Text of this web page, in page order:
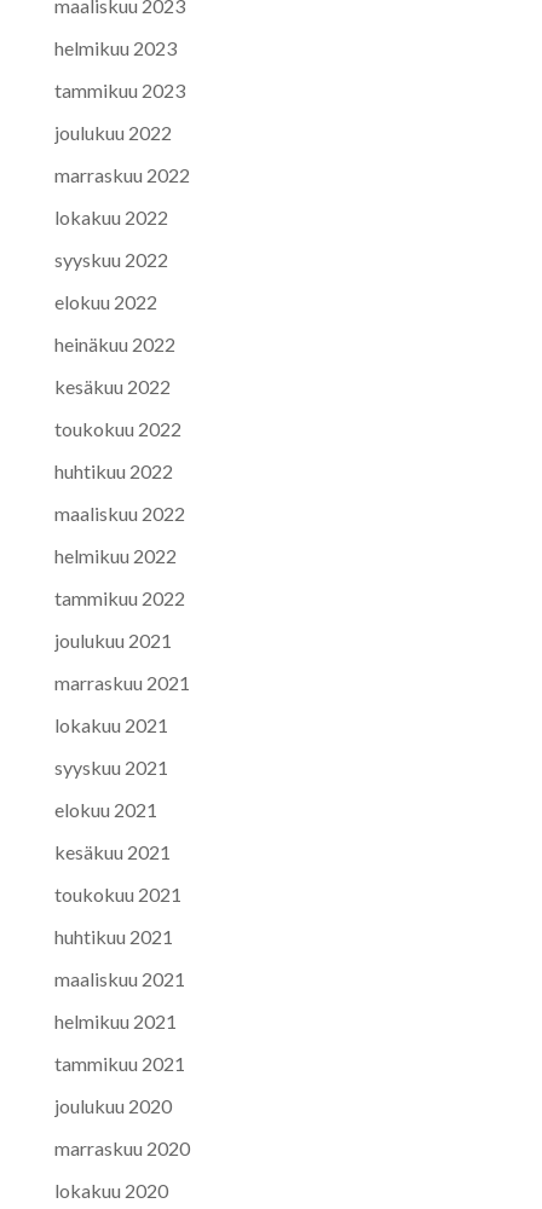
maaliskuu 2023
helmikuu 2023
tammikuu 2023
joulukuu 2022
marraskuu 2022
lokakuu 2022
syyskuu 2022
elokuu 2022
heinäkuu 2022
kesäkuu 2022
toukokuu 2022
huhtikuu 2022
maaliskuu 2022
helmikuu 2022
tammikuu 2022
joulukuu 2021
marraskuu 2021
lokakuu 2021
syyskuu 2021
elokuu 2021
kesäkuu 2021
toukokuu 2021
huhtikuu 2021
maaliskuu 2021
helmikuu 2021
tammikuu 2021
joulukuu 2020
marraskuu 2020
lokakuu 2020